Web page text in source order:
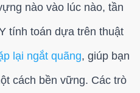
nào vào lúc nào, tần
tính toán dựa trên thuật
lại ngắt quãng, giúp bạn
cách bền vững. Các trò